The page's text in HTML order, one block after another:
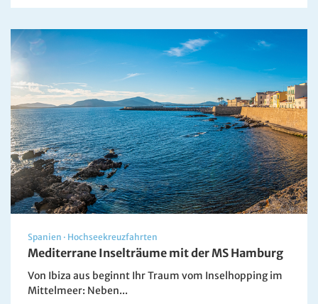
Spanien · Hochseekreuzfahrten
Mediterrane Inselträume mit der MS Hamburg
Von Ibiza aus beginnt Ihr Traum vom Inselhopping im
Mittelmeer: Neben...